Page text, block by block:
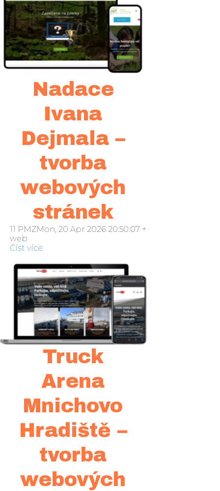
Nadace
Ivana
Dejmala –
tvorba
webových
stránek
11 PMZMon, 20 Apr 2026 20:50:07 +000050pondělí
web
Číst více
Truck
Arena
Mnichovo
Hradiště –
tvorba
webových